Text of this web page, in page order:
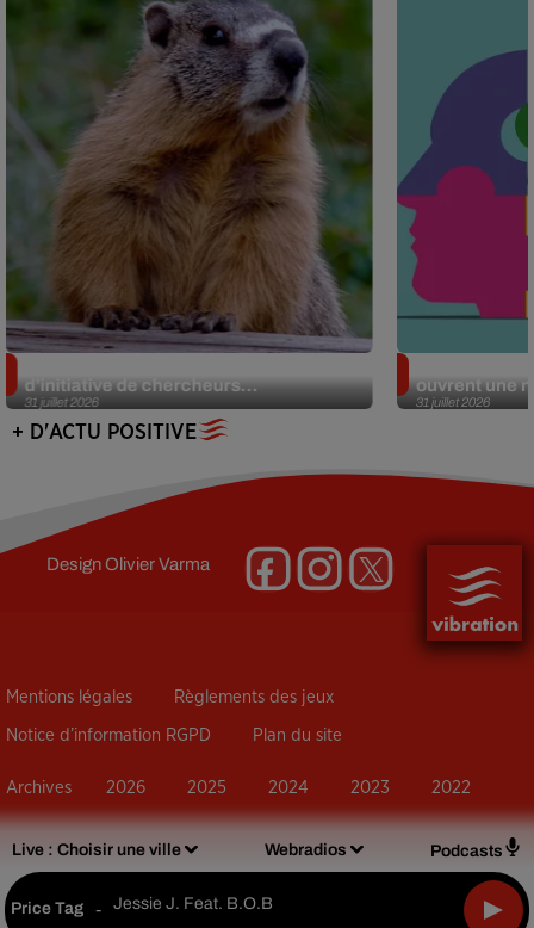
Live : Choisir une ville Webradios Podcasts
Price Tag - Jessie J. Feat. B.o.b
31 juillet 2026
d’initiative de chercheurs...
31 juillet 2026
ouvrent une
+ D'ACTU POSITIVE
DesignOlivier Varma
Mentions légales Règlements des jeux
Notice d’information RGPD Plan du site
Archives 2026 2025 2024 2023 2022